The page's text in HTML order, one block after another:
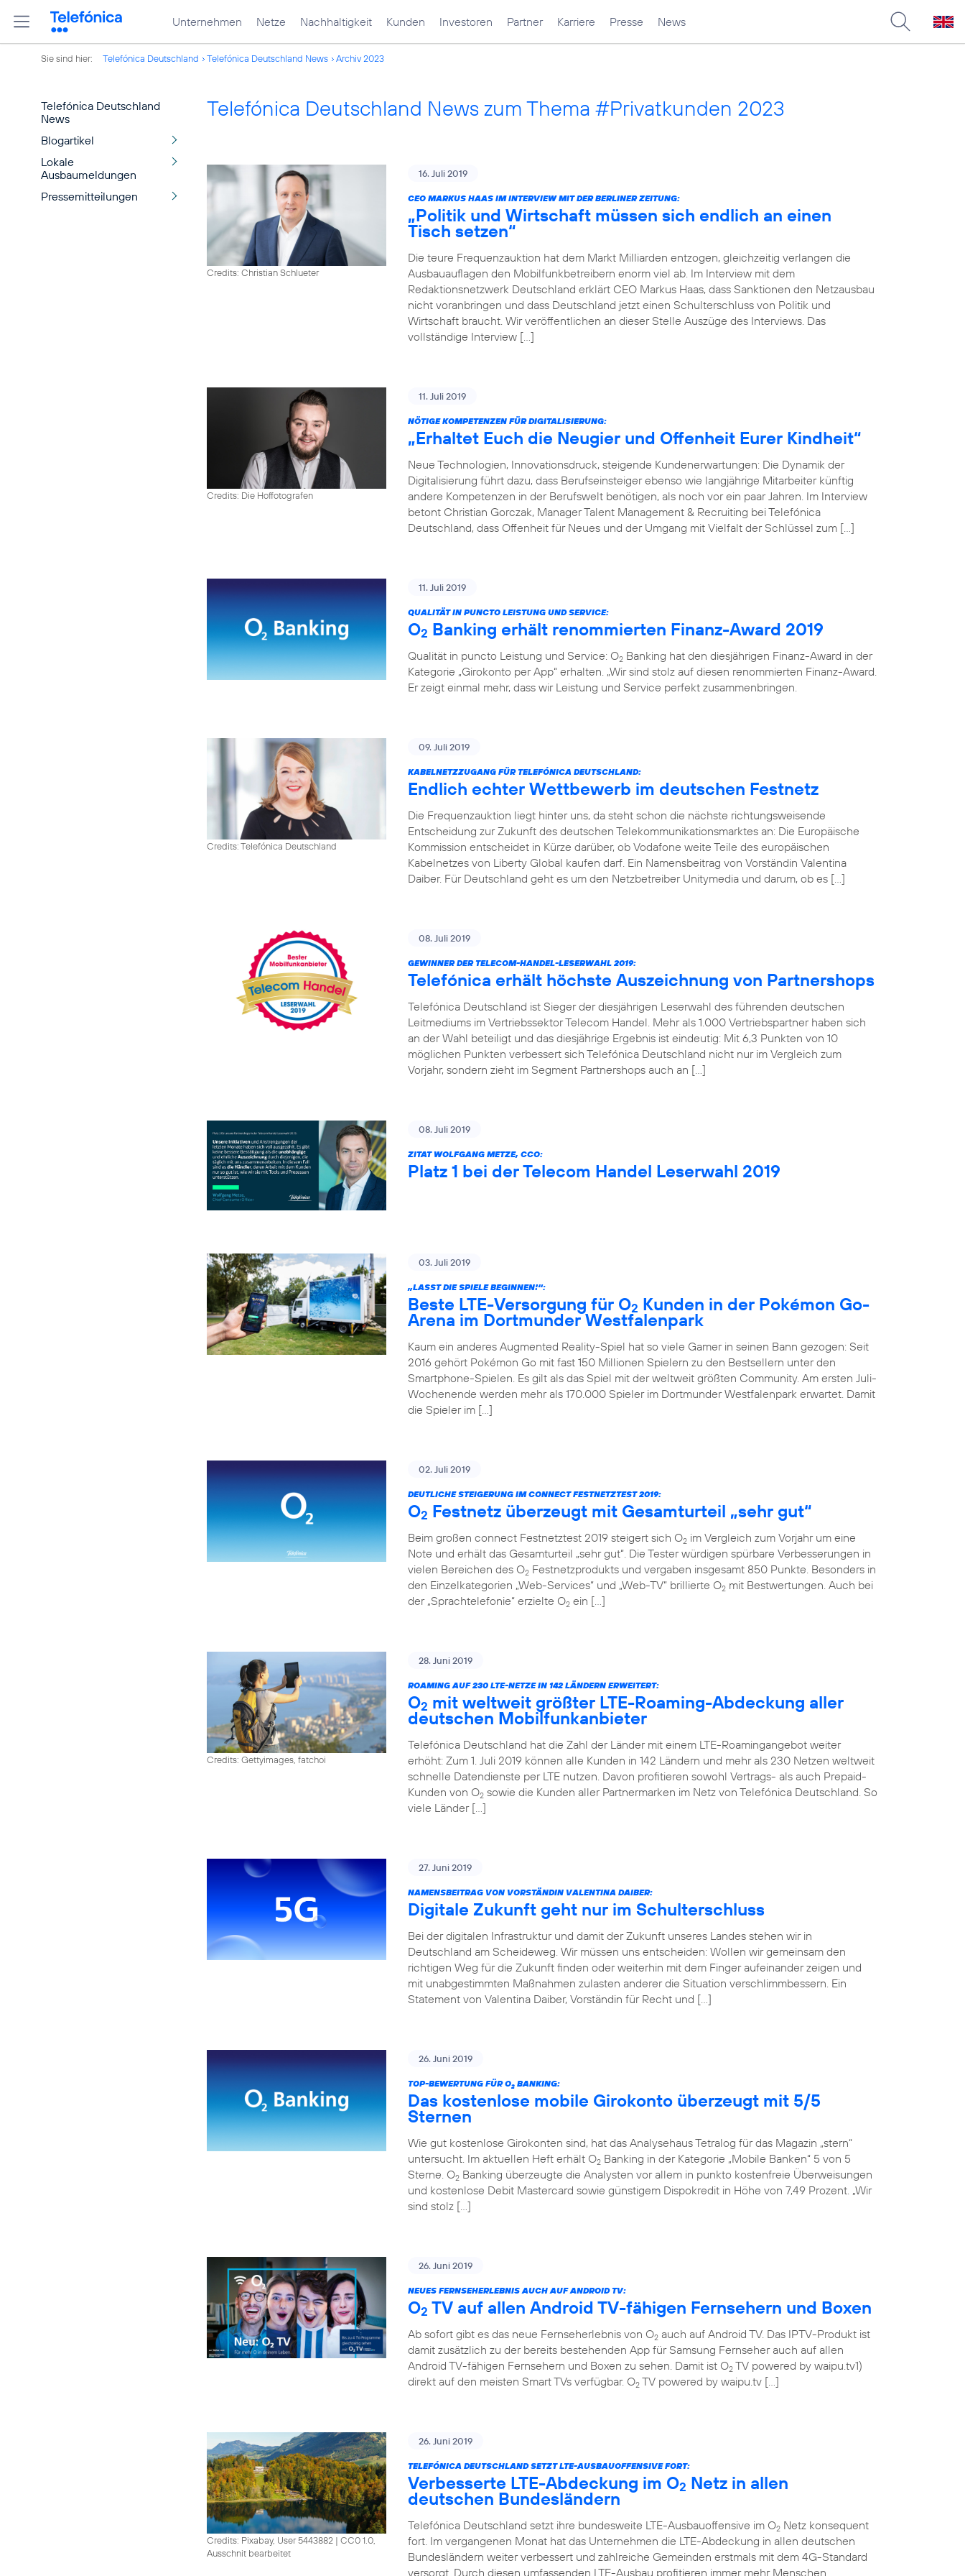
Unternehmen Netze Nachhaltigkeit Kunden Investoren Partner Karriere Presse News
Sie sind hier: Telefónica Deutschland Telefónica Deutschland News Archiv 2023
Telefónica Deutschland
News
Blogartikel
Lokale
Ausbaumeldungen
Pressemitteilungen
Telefónica Deutschland News zum Thema #Privatkunden 2023
Credits: Christian Schlueter
16. Juli 2019
CEO MARKUS HAAS IM INTERVIEW MIT DER BERLINER ZEITUNG:
„Politik und Wirtschaft müssen sich endlich an einen
Tisch setzen“
Die teure Frequenzauktion hat dem Markt Milliarden entzogen, gleichzeitig verlangen die
Ausbauauflagen den Mobilfunkbetreibern enorm viel ab. Im Interview mit dem
Redaktionsnetzwerk Deutschland erklärt CEO Markus Haas, dass Sanktionen den Netzausbau
nicht voranbringen und dass Deutschland jetzt einen Schulterschluss von Politik und
Wirtschaft braucht. Wir veröffentlichen an dieser Stelle Auszüge des Interviews. Das
vollständige Interview […]
Credits: Die Hoffotografen
11. Juli 2019
NÖTIGE KOMPETENZEN FÜR DIGITALISIERUNG:
„Erhaltet Euch die Neugier und Offenheit Eurer Kindheit“
Neue Technologien, Innovationsdruck, steigende Kundenerwartungen: Die Dynamik der
Digitalisierung führt dazu, dass Berufseinsteiger ebenso wie langjährige Mitarbeiter künftig
andere Kompetenzen in der Berufswelt benötigen, als noch vor ein paar Jahren. Im Interview
betont Christian Gorczak, Manager Talent Management & Recruiting bei Telefónica
Deutschland, dass Offenheit für Neues und der Umgang mit Vielfalt der Schlüssel zum […]
11. Juli 2019
QUALITÄT IN PUNCTO LEISTUNG UND SERVICE:
O2 Banking erhält renommierten Finanz-Award 2019
Qualität in puncto Leistung und Service: O2 Banking hat den diesjährigen Finanz-Award in der
Kategorie „Girokonto per App“ erhalten. „Wir sind stolz auf diesen renommierten Finanz-Award.
Er zeigt einmal mehr, dass wir Leistung und Service perfekt zusammenbringen.
Credits: Telefónica Deutschland
09. Juli 2019
KABELNETZZUGANG FÜR TELEFÓNICA DEUTSCHLAND:
Endlich echter Wettbewerb im deutschen Festnetz
Die Frequenzauktion liegt hinter uns, da steht schon die nächste richtungsweisende
Entscheidung zur Zukunft des deutschen Telekommunikationsmarktes an: Die Europäische
Kommission entscheidet in Kürze darüber, ob Vodafone weite Teile des europäischen
Kabelnetzes von Liberty Global kaufen darf. Ein Namensbeitrag von Vorständin Valentina
Daiber. Für Deutschland geht es um den Netzbetreiber Unitymedia und darum, ob es […]
08. Juli 2019
GEWINNER DER TELECOM-HANDEL-LESERWAHL 2019:
Telefónica erhält höchste Auszeichnung von Partnershops
Telefónica Deutschland ist Sieger der diesjährigen Leserwahl des führenden deutschen
Leitmediums im Vertriebssektor Telecom Handel. Mehr als 1.000 Vertriebspartner haben sich
an der Wahl beteiligt und das diesjährige Ergebnis ist eindeutig: Mit 6,3 Punkten von 10
möglichen Punkten verbessert sich Telefónica Deutschland nicht nur im Vergleich zum
Vorjahr, sondern zieht im Segment Partnershops auch an […]
08. Juli 2019
ZITAT WOLFGANG METZE, CCO:
Platz 1 bei der Telecom Handel Leserwahl 2019
03. Juli 2019
„LASST DIE SPIELE BEGINNEN!“:
Beste LTE-Versorgung für O2 Kunden in der Pokémon Go-
Arena im Dortmunder Westfalenpark
Kaum ein anderes Augmented Reality-Spiel hat so viele Gamer in seinen Bann gezogen: Seit
2016 gehört Pokémon Go mit fast 150 Millionen Spielern zu den Bestsellern unter den
Smartphone-Spielen. Es gilt als das Spiel mit der weltweit größten Community. Am ersten Juli-
Wochenende werden mehr als 170.000 Spieler im Dortmunder Westfalenpark erwartet. Damit
die Spieler im […]
02. Juli 2019
DEUTLICHE STEIGERUNG IM CONNECT FESTNETZTEST 2019:
O2 Festnetz überzeugt mit Gesamturteil „sehr gut“
Beim großen connect Festnetztest 2019 steigert sich O2 im Vergleich zum Vorjahr um eine
Note und erhält das Gesamturteil „sehr gut“. Die Tester würdigen spürbare Verbesserungen in
vielen Bereichen des O2 Festnetzprodukts und vergaben insgesamt 850 Punkte. Besonders in
den Einzelkategorien „Web-Services“ und „Web-TV“ brillierte O2 mit Bestwertungen. Auch bei
der „Sprachtelefonie“ erzielte O2 ein […]
Credits: Gettyimages, fatchoi
28. Juni 2019
ROAMING AUF 230 LTE-NETZE IN 142 LÄNDERN ERWEITERT:
O2 mit weltweit größter LTE-Roaming-Abdeckung aller
deutschen Mobilfunkanbieter
Telefónica Deutschland hat die Zahl der Länder mit einem LTE-Roamingangebot weiter
erhöht: Zum 1. Juli 2019 können alle Kunden in 142 Ländern und mehr als 230 Netzen weltweit
schnelle Datendienste per LTE nutzen. Davon profitieren sowohl Vertrags- als auch Prepaid-
Kunden von O2 sowie die Kunden aller Partnermarken im Netz von Telefónica Deutschland. So
viele Länder […]
27. Juni 2019
NAMENSBEITRAG VON VORSTÄNDIN VALENTINA DAIBER:
Digitale Zukunft geht nur im Schulterschluss
Bei der digitalen Infrastruktur und damit der Zukunft unseres Landes stehen wir in
Deutschland am Scheideweg. Wir müssen uns entscheiden: Wollen wir gemeinsam den
richtigen Weg für die Zukunft finden oder weiterhin mit dem Finger aufeinander zeigen und
mit unabgestimmten Maßnahmen zulasten anderer die Situation verschlimmbessern. Ein
Statement von Valentina Daiber, Vorständin für Recht und […]
26. Juni 2019
TOP-BEWERTUNG FÜR O2 BANKING:
Das kostenlose mobile Girokonto überzeugt mit 5/5
Sternen
Wie gut kostenlose Girokonten sind, hat das Analysehaus Tetralog für das Magazin „stern“
untersucht. Im aktuellen Heft erhält O2 Banking in der Kategorie „Mobile Banken“ 5 von 5
Sterne. O2 Banking überzeugte die Analysten vor allem in punkto kostenfreie Überweisungen
und kostenlose Debit Mastercard sowie günstigem Dispokredit in Höhe von 7,49 Prozent. „Wir
sind stolz […]
26. Juni 2019
NEUES FERNSEHERLEBNIS AUCH AUF ANDROID TV:
O2 TV auf allen Android TV-fähigen Fernsehern und Boxen
Ab sofort gibt es das neue Fernseherlebnis von O2 auch auf Android TV. Das IPTV-Produkt ist
damit zusätzlich zu der bereits bestehenden App für Samsung Fernseher auch auf allen
Android TV-fähigen Fernsehern und Boxen zu sehen. Damit ist O2 TV powered by waipu.tv1)
direkt auf den meisten Smart TVs verfügbar. O2 TV powered by waipu.tv […]
Credits: Pixabay, User 5443882 | CC0 1.0,
Ausschnit bearbeitet
26. Juni 2019
TELEFÓNICA DEUTSCHLAND SETZT LTE-AUSBAUOFFENSIVE FORT:
Verbesserte LTE-Abdeckung im O2 Netz in allen
deutschen Bundesländern
Telefónica Deutschland setzt ihre bundesweite LTE-Ausbauoffensive im O2 Netz konsequent
fort. Im vergangenen Monat hat das Unternehmen die LTE-Abdeckung in allen deutschen
Bundesländern weiter verbessert und zahlreiche Gemeinden erstmals mit dem 4G-Standard
versorgt. Durch diesen umfassenden LTE-Ausbau profitieren immer mehr Menschen